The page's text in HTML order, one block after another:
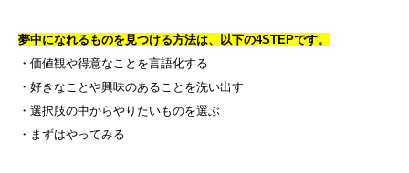
夢中になれるものを見つける方法は、以下の4STEPです。
・価値観や得意なことを言語化する
・好きなことや興味のあることを洗い出す
・選択肢の中からやりたいものを選ぶ
・まずはやってみる